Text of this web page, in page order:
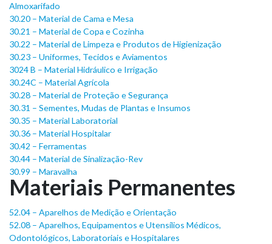
Almoxarifado
30.20 – Material de Cama e Mesa
30.21 – Material de Copa e Cozinha
30.22 – Material de Limpeza e Produtos de Higienização
30.23 – Uniformes, Tecidos e Aviamentos
3024 B – Material Hidráulico e Irrigação
30.24C – Material Agrícola
30.28 – Material de Proteção e Segurança
30.31 – Sementes, Mudas de Plantas e Insumos
30.35 – Material Laboratorial
30.36 – Material Hospitalar
30.42 – Ferramentas
30.44 – Material de Sinalização-Rev
30.99 – Maravalha
Materiais Permanentes
52.04 – Aparelhos de Medição e Orientação
52.08 – Aparelhos, Equipamentos e Utensílios Médicos,
Odontológicos, Laboratoriais e Hospitalares